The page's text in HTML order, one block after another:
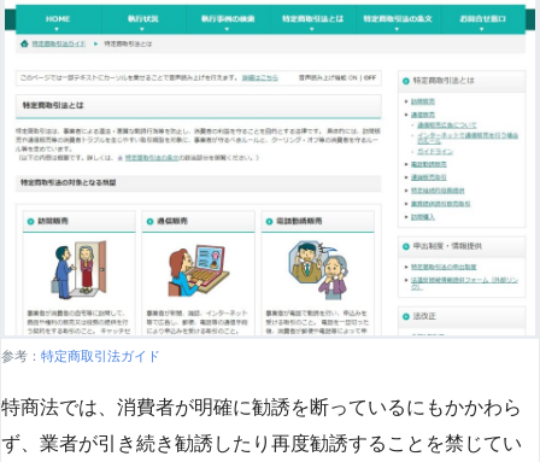
参考： 特定商取引法ガイド
特商法では、消費者が明確に勧誘を断っているにもかかわら
ず、業者が引き続き勧誘したり再度勧誘することを禁じてい